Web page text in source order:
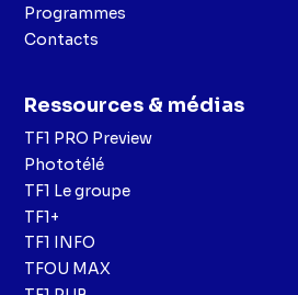
Programmes
Contacts
Ressources & médias
TF1 PRO Preview
Phototélé
TF1 Le groupe
TF1+
TF1 INFO
TFOU MAX